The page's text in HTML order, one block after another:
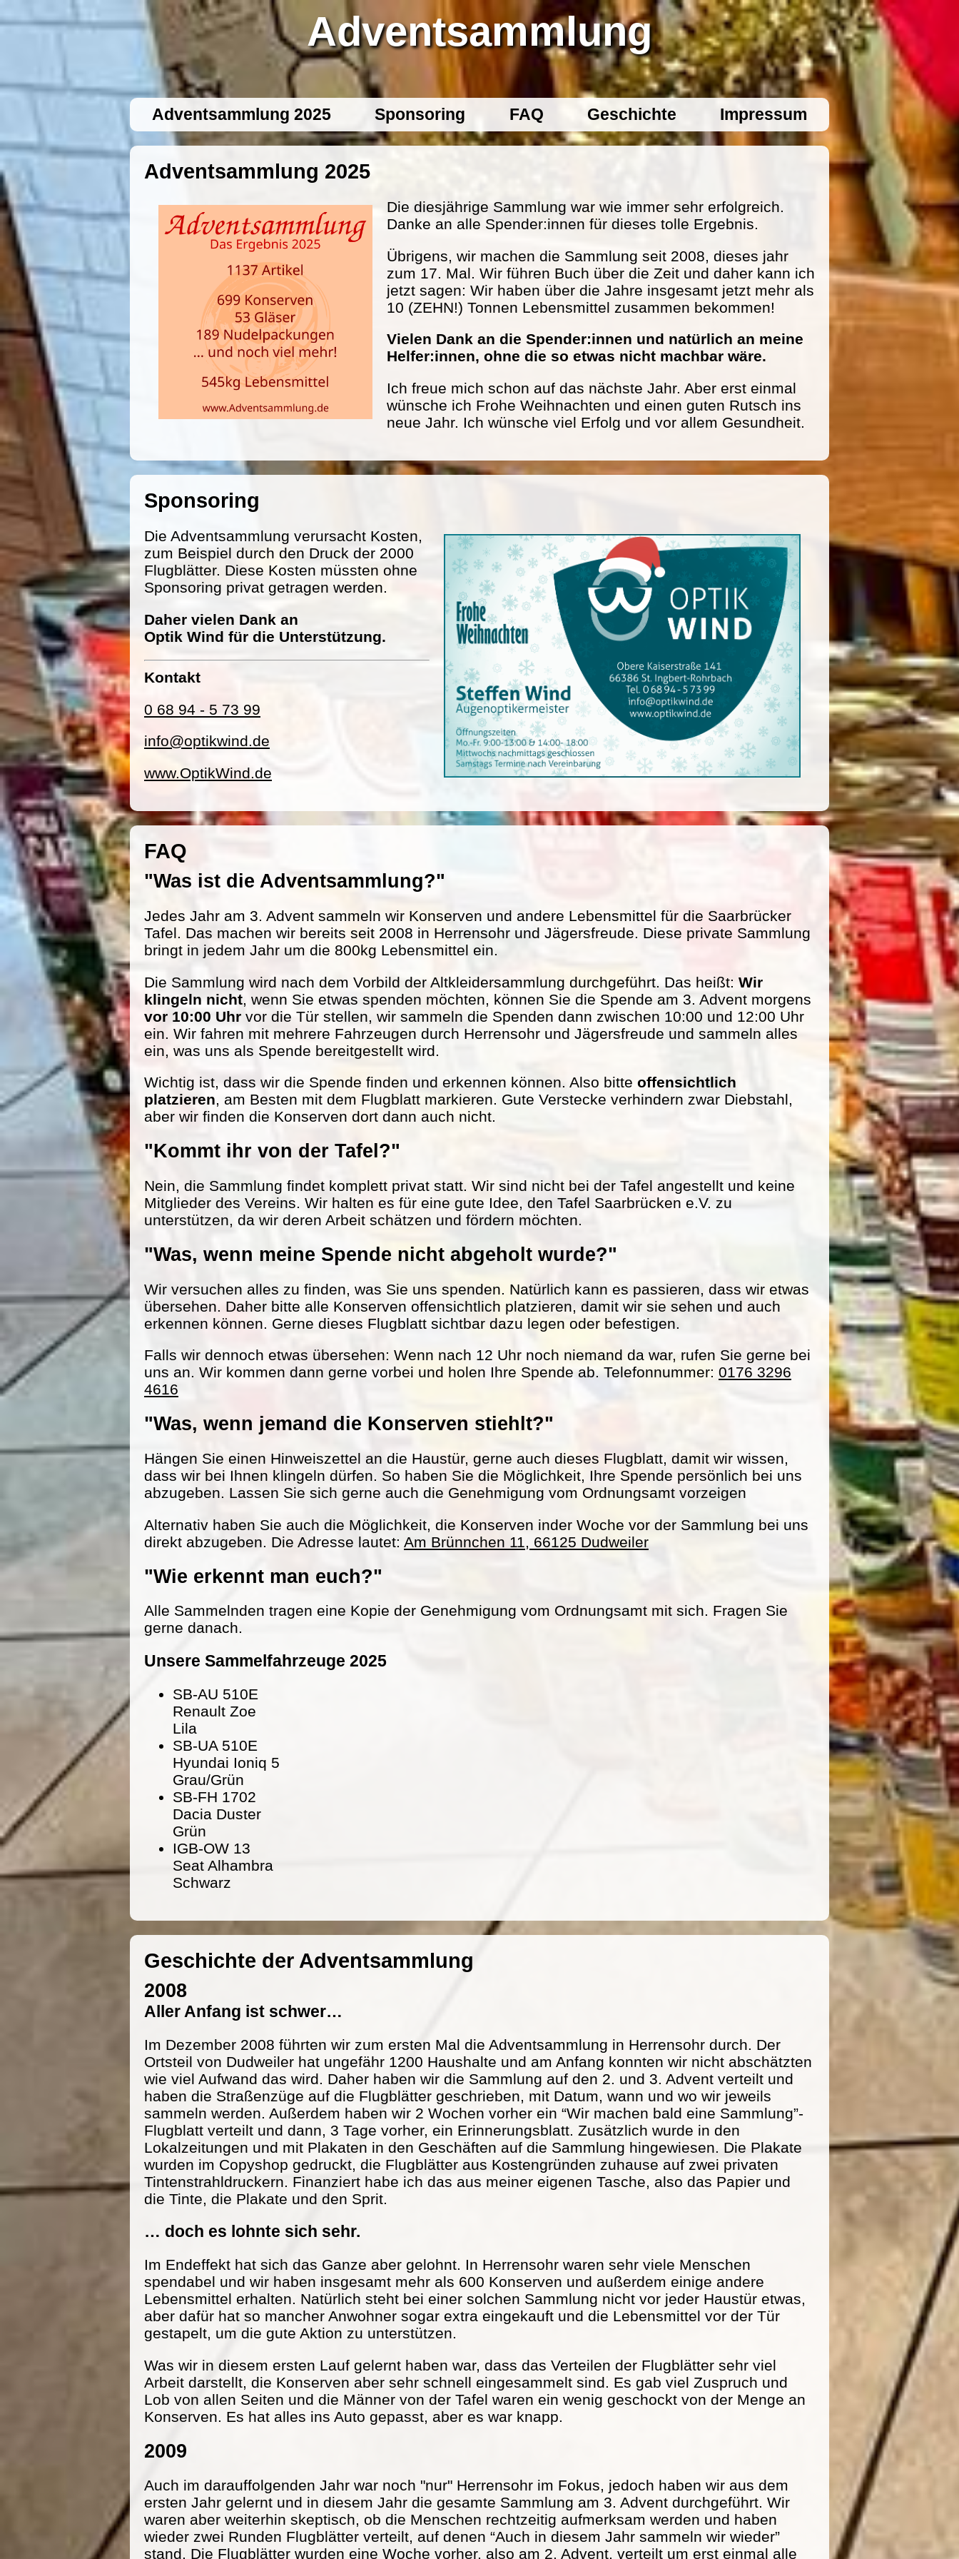
Adventsammlung
Adventsammlung 2025 Sponsoring FAQ Geschichte Impressum
Adventsammlung 2025
Die diesjährige Sammlung war wie immer sehr erfolgreich.
Danke an alle Spender:innen für dieses tolle Ergebnis.
Übrigens, wir machen die Sammlung seit 2008, dieses jahr
zum 17. Mal. Wir führen Buch über die Zeit und daher kann ich
jetzt sagen: Wir haben über die Jahre insgesamt jetzt mehr als
10 (ZEHN!) Tonnen Lebensmittel zusammen bekommen!
Vielen Dank an die Spender:innen und natürlich an meine
Helfer:innen, ohne die so etwas nicht machbar wäre.
Ich freue mich schon auf das nächste Jahr. Aber erst einmal
wünsche ich Frohe Weihnachten und einen guten Rutsch ins
neue Jahr. Ich wünsche viel Erfolg und vor allem Gesundheit.
Sponsoring
Die Adventsammlung verursacht Kosten,
zum Beispiel durch den Druck der 2000
Flugblätter. Diese Kosten müssten ohne
Sponsoring privat getragen werden.
Daher vielen Dank an
Optik Wind für die Unterstützung.
Kontakt
0 68 94 - 5 73 99
info@optikwind.de
www.OptikWind.de
FAQ
"Was ist die Adventsammlung?"
Jedes Jahr am 3. Advent sammeln wir Konserven und andere Lebensmittel für die Saarbrücker
Tafel. Das machen wir bereits seit 2008 in Herrensohr und Jägersfreude. Diese private Sammlung
bringt in jedem Jahr um die 800kg Lebensmittel ein.
Die Sammlung wird nach dem Vorbild der Altkleidersammlung durchgeführt. Das heißt: Wir
klingeln nicht , wenn Sie etwas spenden möchten, können Sie die Spende am 3. Advent morgens
vor 10:00 Uhr vor die Tür stellen, wir sammeln die Spenden dann zwischen 10:00 und 12:00 Uhr
ein. Wir fahren mit mehrere Fahrzeugen durch Herrensohr und Jägersfreude und sammeln alles
ein, was uns als Spende bereitgestellt wird.
Wichtig ist, dass wir die Spende finden und erkennen können. Also bitte offensichtlich
platzieren, am Besten mit dem Flugblatt markieren. Gute Verstecke verhindern zwar Diebstahl,
aber wir finden die Konserven dort dann auch nicht.
"Kommt ihr von der Tafel?"
Nein, die Sammlung findet komplett privat statt. Wir sind nicht bei der Tafel angestellt und keine
Mitglieder des Vereins. Wir halten es für eine gute Idee, den Tafel Saarbrücken e.V. zu
unterstützen, da wir deren Arbeit schätzen und fördern möchten.
"Was, wenn meine Spende nicht abgeholt wurde?"
Wir versuchen alles zu finden, was Sie uns spenden. Natürlich kann es passieren, dass wir etwas
übersehen. Daher bitte alle Konserven offensichtlich platzieren, damit wir sie sehen und auch
erkennen können. Gerne dieses Flugblatt sichtbar dazu legen oder befestigen.
Falls wir dennoch etwas übersehen: Wenn nach 12 Uhr noch niemand da war, rufen Sie gerne bei
uns an. Wir kommen dann gerne vorbei und holen Ihre Spende ab. Telefonnummer: 0176 3296
4616
"Was, wenn jemand die Konserven stiehlt?"
Hängen Sie einen Hinweiszettel an die Haustür, gerne auch dieses Flugblatt, damit wir wissen,
dass wir bei Ihnen klingeln dürfen. So haben Sie die Möglichkeit, Ihre Spende persönlich bei uns
abzugeben. Lassen Sie sich gerne auch die Genehmigung vom Ordnungsamt vorzeigen
Alternativ haben Sie auch die Möglichkeit, die Konserven inder Woche vor der Sammlung bei uns
direkt abzugeben. Die Adresse lautet: Am Brünnchen 11, 66125 Dudweiler
"Wie erkennt man euch?"
Alle Sammelnden tragen eine Kopie der Genehmigung vom Ordnungsamt mit sich. Fragen Sie
gerne danach.
Unsere Sammelfahrzeuge 2025
SB-AU 510E
Renault Zoe
Lila
SB-UA 510E
Hyundai Ioniq 5
Grau/Grün
SB-FH 1702
Dacia Duster
Grün
IGB-OW 13
Seat Alhambra
Schwarz
Geschichte der Adventsammlung
2008
Aller Anfang ist schwer…
Im Dezember 2008 führten wir zum ersten Mal die Adventsammlung in Herrensohr durch. Der
Ortsteil von Dudweiler hat ungefähr 1200 Haushalte und am Anfang konnten wir nicht abschätzten
wie viel Aufwand das wird. Daher haben wir die Sammlung auf den 2. und 3. Advent verteilt und
haben die Straßenzüge auf die Flugblätter geschrieben, mit Datum, wann und wo wir jeweils
sammeln werden. Außerdem haben wir 2 Wochen vorher ein “Wir machen bald eine Sammlung”-
Flugblatt verteilt und dann, 3 Tage vorher, ein Erinnerungsblatt. Zusätzlich wurde in den
Lokalzeitungen und mit Plakaten in den Geschäften auf die Sammlung hingewiesen. Die Plakate
wurden im Copyshop gedruckt, die Flugblätter aus Kostengründen zuhause auf zwei privaten
Tintenstrahldruckern. Finanziert habe ich das aus meiner eigenen Tasche, also das Papier und
die Tinte, die Plakate und den Sprit.
… doch es lohnte sich sehr.
Im Endeffekt hat sich das Ganze aber gelohnt. In Herrensohr waren sehr viele Menschen
spendabel und wir haben insgesamt mehr als 600 Konserven und außerdem einige andere
Lebensmittel erhalten. Natürlich steht bei einer solchen Sammlung nicht vor jeder Haustür etwas,
aber dafür hat so mancher Anwohner sogar extra eingekauft und die Lebensmittel vor der Tür
gestapelt, um die gute Aktion zu unterstützen.
Was wir in diesem ersten Lauf gelernt haben war, dass das Verteilen der Flugblätter sehr viel
Arbeit darstellt, die Konserven aber sehr schnell eingesammelt sind. Es gab viel Zuspruch und
Lob von allen Seiten und die Männer von der Tafel waren ein wenig geschockt von der Menge an
Konserven. Es hat alles ins Auto gepasst, aber es war knapp.
2009
Auch im darauffolgenden Jahr war noch "nur" Herrensohr im Fokus, jedoch haben wir aus dem
ersten Jahr gelernt und in diesem Jahr die gesamte Sammlung am 3. Advent durchgeführt. Wir
waren aber weiterhin skeptisch, ob die Menschen rechtzeitig aufmerksam werden und haben
wieder zwei Runden Flugblätter verteilt, auf denen “Auch in diesem Jahr sammeln wir wieder”
stand. Die Flugblätter wurden eine Woche vorher, also am 2. Advent, verteilt um erst einmal alle